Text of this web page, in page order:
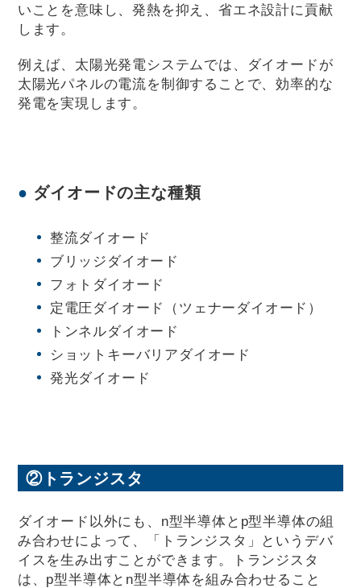
いことを意味し、発熱を抑え、省エネ設計に貢献
します。
例えば、太陽光発電システムでは、ダイオードが
太陽光パネルの電流を制御することで、効率的な
発電を実現します。
ダイオードの主な種類
整流ダイオード
ブリッジダイオード
フォトダイオード
定電圧ダイオード（ツェナーダイオード）
トンネルダイオード
ショットキーバリアダイオード
発光ダイオード
②トランジスタ
ダイオード以外にも、n型半導体とp型半導体の組
み合わせによって、「トランジスタ」というデバ
イスを生み出すことができます。トランジスタ
は、p型半導体とn型半導体を組み合わせること